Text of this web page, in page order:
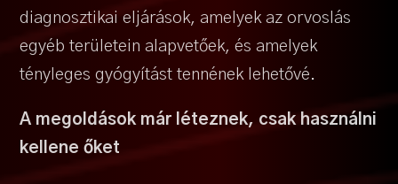
diagnosztikai eljárások, amelyek az orvoslás
egyéb területein alapvetőek, és amelyek
tényleges gyógyítást tennének lehetővé.
A megoldások már léteznek, csak használni
kellene őket